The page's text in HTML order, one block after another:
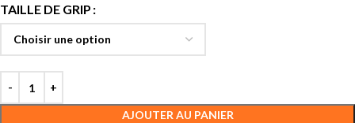
TAILLE DE GRIP
AJOUTER AU PANIER